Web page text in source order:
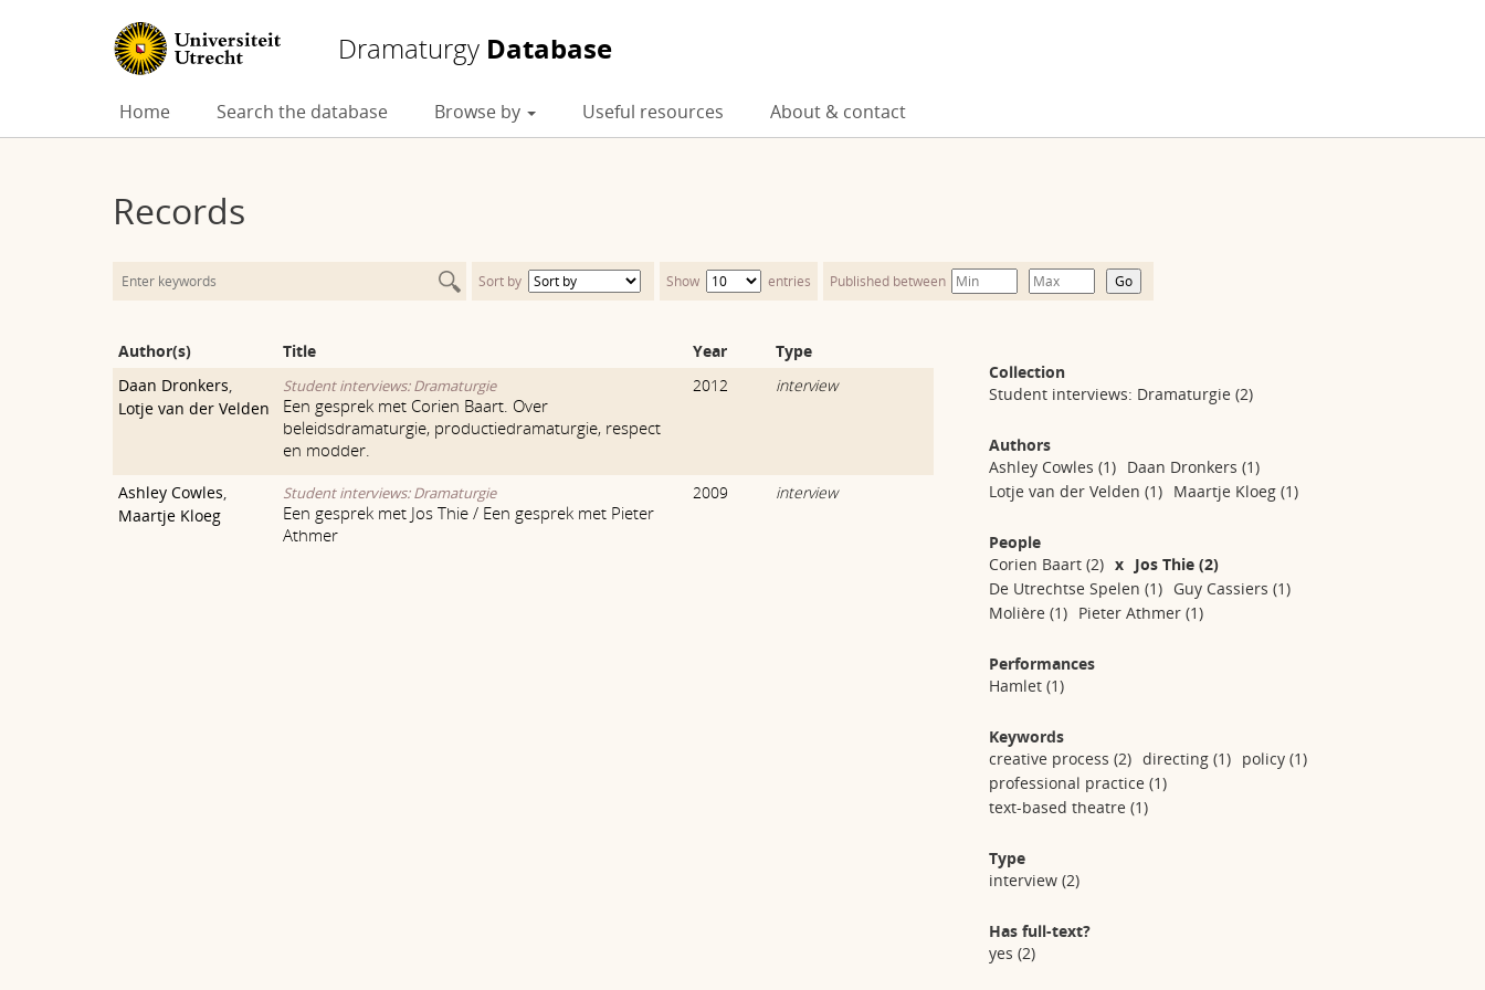
Dramaturgy Database
to
Home Search the database Browse by Useful resources About & contact
Records
Sort by Show entries Published between
Author(s) Title Year
Type
Daan Dronkers,
Lotje van der Velden
Student interviews: Dramaturgie
Een gesprek met Corien Baart. Over
beleidsdramaturgie, productiedramaturgie, respect
en modder.
2012 interview
Ashley Cowles
Maartje Kloeg
Student interviews: Dramaturgie
Een gesprek met Jos Thie / Een gesprek met Pieter
Athmer
2009 interview
Collection
Student interviews: Dramaturgie(2)
Authors
Ashley Cowles(1) Daan Dronkers(1)
Lotje van der Velden(1) Maartje Kloeg(1)
People
Corien Baart(2) x Jos Thie(2)
De Utrechtse Spelen(1) Guy Cassiers(1)
Molière(1) Pieter Athmer(1)
Performances
Hamlet(1)
Keywords
creative process(2) directing(1) policy(1)
professional practice(1)
text-based theatre(1)
Type
interview(2)
Has full-text?
yes(2)